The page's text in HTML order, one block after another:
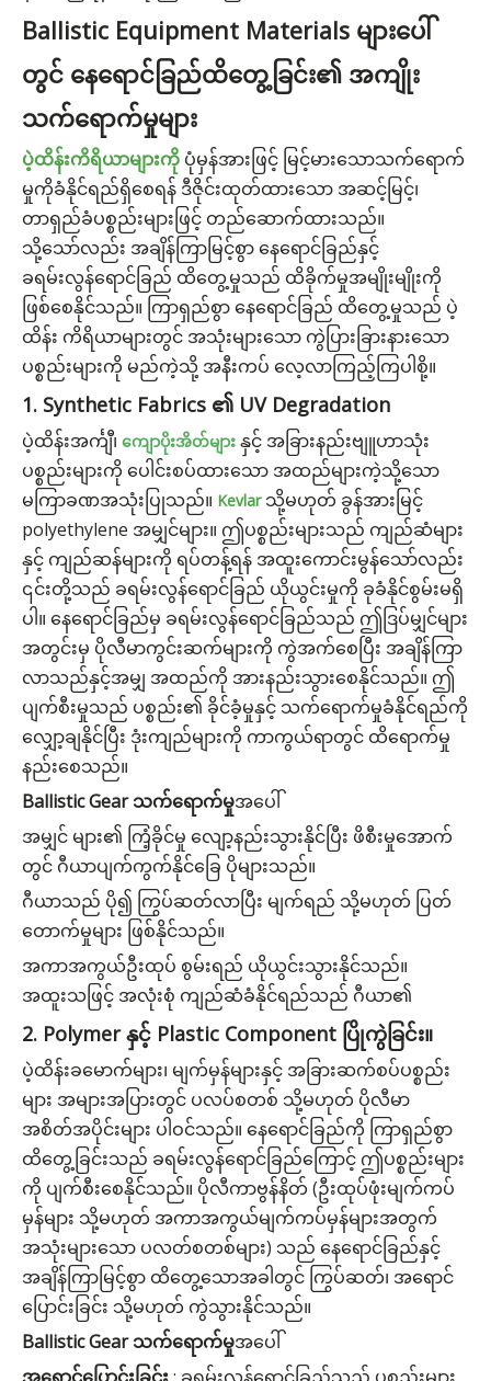
Ballistic Equipment Materials များပေါ်
တွင် နေရောင်ခြည်ထိတွေ့ခြင်း၏ အကျိုး
သက်ရောက်မှုများ
ပဲ့ထိန်းကိရိယာများကို ပုံမှန်အားဖြင့် မြင့်မားသောသက်ရောက်
မှုကိုခံနိုင်ရည်ရှိစေရန် ဒီဇိုင်းထုတ်ထားသော အဆင့်မြင့်၊
တာရှည်ခံပစ္စည်းများဖြင့် တည်ဆောက်ထားသည်။
သို့သော်လည်း အချိန်ကြာမြင့်စွာ နေရောင်ခြည်နှင့်
ခရမ်းလွန်ရောင်ခြည် ထိတွေ့မှုသည် ထိခိုက်မှုအမျိုးမျိုးကို
ဖြစ်စေနိုင်သည်။ ကြာရှည်စွာ နေရောင်ခြည် ထိတွေ့မှုသည် ပဲ့
ထိန်း ကိရိယာများတွင် အသုံးများသော ကွဲပြားခြားနားသော
ပစ္စည်းများကို မည်ကဲ့သို့ အနီးကပ် လေ့လာကြည့်ကြပါစို့။
1. Synthetic Fabrics ၏ UV Degradation
ပဲ့ထိန်းအင်္ကျီ၊ ကျောပိုးအိတ်များ နှင့် အခြားနည်းဗျူဟာသုံး
ပစ္စည်းများကို ပေါင်းစပ်ထားသော အထည်များကဲ့သို့သော
မကြာခဏအသုံးပြုသည်။ Kevlar သို့မဟုတ် ခွန်အားမြင့်
polyethylene အမျှင်များ။ ဤပစ္စည်းများသည် ကျည်ဆံများ
နှင့် ကျည်ဆန်များကို ရပ်တန့်ရန် အထူးကောင်းမွန်သော်လည်း
၎င်းတို့သည် ခရမ်းလွန်ရောင်ခြည် ယိုယွင်းမှုကို ခုခံနိုင်စွမ်းမရှိ
ပါ။ နေရောင်ခြည်မှ ခရမ်းလွန်ရောင်ခြည်သည် ဤဒြပ်မျှင်များ
အတွင်းမှ ပိုလီမာကွင်းဆက်များကို ကွဲအက်စေပြီး အချိန်ကြာ
လာသည်နှင့်အမျှ အထည်ကို အားနည်းသွားစေနိုင်သည်။ ဤ
ပျက်စီးမှုသည် ပစ္စည်း၏ ခိုင်ခံ့မှုနှင့် သက်ရောက်မှုခံနိုင်ရည်ကို
လျှော့ချနိုင်ပြီး ဒုံးကျည်များကို ကာကွယ်ရာတွင် ထိရောက်မှု
နည်းစေသည်။
Ballistic Gear သက်ရောက်မှုအပေါ်
အမျှင် များ၏ ကြံ့ခိုင်မှု လျော့နည်းသွားနိုင်ပြီး ဖိစီးမှုအောက်
တွင် ဂီယာပျက်ကွက်နိုင်ခြေ ပိုများသည်။
ဂီယာသည် ပို၍ ကြွပ်ဆတ်လာပြီး မျက်ရည် သို့မဟုတ် ပြတ်
တောက်မှုများ ဖြစ်နိုင်သည်။
အကာအကွယ်ဦးထုပ် စွမ်းရည် ယိုယွင်းသွားနိုင်သည်။
အထူးသဖြင့် အလုံးစုံ ကျည်ဆံခံနိုင်ရည်သည် ဂီယာ၏
2. Polymer နှင့် Plastic Component ပြိုကွဲခြင်း။
ပဲ့ထိန်းခမောက်များ၊ မျက်မှန်များနှင့် အခြားဆက်စပ်ပစ္စည်း
များ အများအပြားတွင် ပလပ်စတစ် သို့မဟုတ် ပိုလီမာ
အစိတ်အပိုင်းများ ပါဝင်သည်။ နေရောင်ခြည်ကို ကြာရှည်စွာ
ထိတွေ့ခြင်းသည် ခရမ်းလွန်ရောင်ခြည်ကြောင့် ဤပစ္စည်းများ
ကို ပျက်စီးစေနိုင်သည်။ ပိုလီကာဗွန်နိတ် (ဦးထုပ်ဖုံးမျက်ကပ်
မှန်များ သို့မဟုတ် အကာအကွယ်မျက်ကပ်မှန်များအတွက်
အသုံးများသော ပလတ်စတစ်များ) သည် နေရောင်ခြည်နှင့်
အချိန်ကြာမြင့်စွာ ထိတွေ့သောအခါတွင် ကြွပ်ဆတ်၊ အရောင်
ပြောင်းခြင်း သို့မဟုတ် ကွဲသွားနိုင်သည်။
Ballistic Gear သက်ရောက်မှုအပေါ်